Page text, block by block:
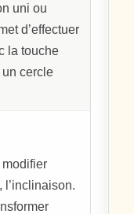
uni ou
d’effectuer
la touche
un cercle
modifier
l’inclinaison.